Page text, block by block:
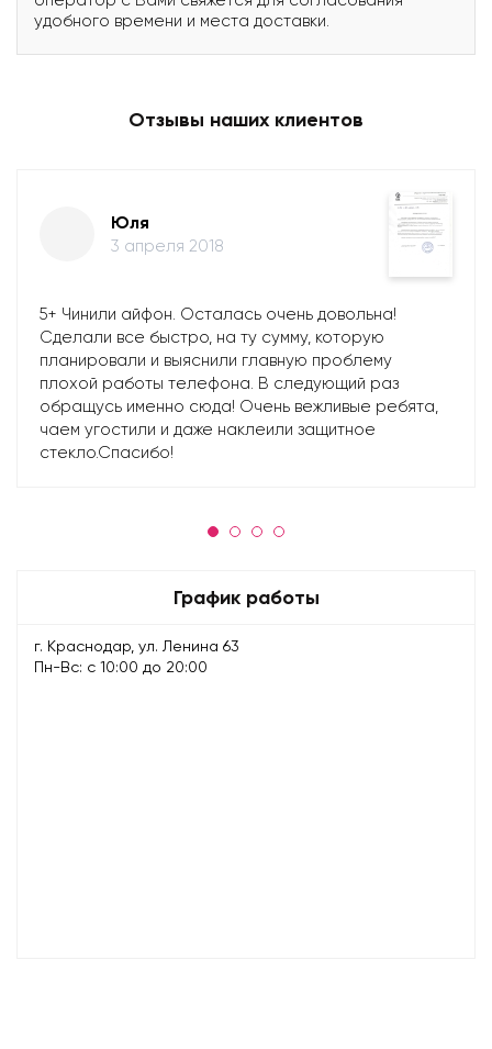
удобного времени и места доставки.
Отзывы наших клиентов
Юля
3 апреля 2018
5+ Чинили айфон. Осталась очень довольна!
Сделали все быстро, на ту сумму, которую
планировали и выяснили главную проблему
плохой работы телефона. В следующий раз
обращусь именно сюда! Очень вежливые ребята,
чаем угостили и даже наклеили защитное
стекло.Спасибо!
График работы
г. Краснодар, ул. Ленина 63
Пн-Вс: с 10:00 до 20:00